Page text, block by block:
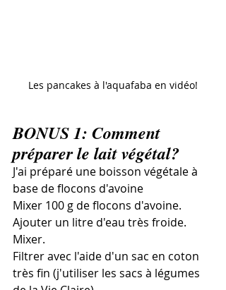
Les pancakes à l'aquafaba en vidéo!
BONUS 1: Comment
préparer le lait végétal?
J'ai préparé une boisson végétale à
base de flocons d'avoine
Mixer 100 g de flocons d'avoine.
Ajouter un litre d'eau très froide.
Mixer.
Filtrer avec l'aide d'un sac en coton
très fin (j'utiliser les sacs à légumes